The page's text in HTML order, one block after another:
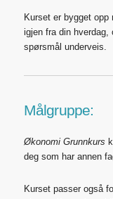
Kurset er bygget
igjen fra din
spørsmål underveis.
Målgruppe:
Økonomi Grunnkurs
deg som har annen
Kurset passer også